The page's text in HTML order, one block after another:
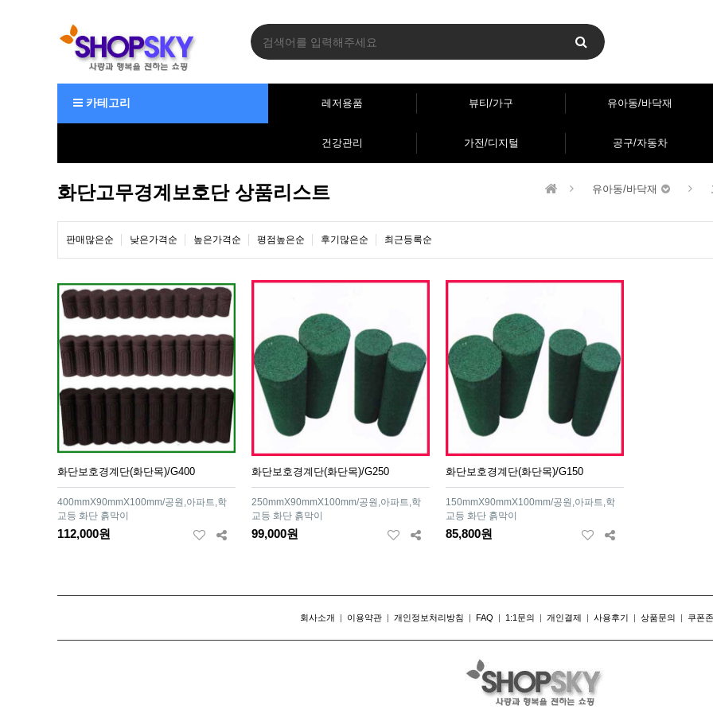
카테고리 레저용품 뷰티/가구 유아동/바닥재
건강관리 가전/디지털 공구/자동차
화단고무경계보호단 상품리스트 유아동/바닥재
판매많은순 낮은가격순 높은가격순 평점높은순 후기많은순 최근등록순
화단보호경계단(화단목)/G400
400mmX90mmX100mm/공원,아파트,학
교등 화단 흙막이
112,000원
화단보호경계단(화단목)/G250
250mmX90mmX100mm/공원,아파트,학
교등 화단 흙막이
99,000원
화단보호경계단(화단목)/G150
150mmX90mmX100mm/공원,아파트,학
교등 화단 흙막이
85,800원
회사소개 | 이용약관 | 개인정보처리방침 | FAQ | 1:1문의 | 개인결제 | 사용후기 | 상품문의 | 쿠폰존